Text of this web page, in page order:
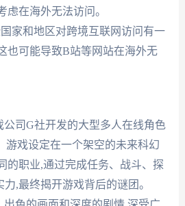
虑在海外无法访问。
家和地区对跨境互联网访问有一
也可能导致B站等网站在海外无
司G社开发的大型多人在线角色
游戏设定在一个架空的未来科幻
的职业,通过完成任务、战斗、探
,最终揭开游戏背后的谜团。